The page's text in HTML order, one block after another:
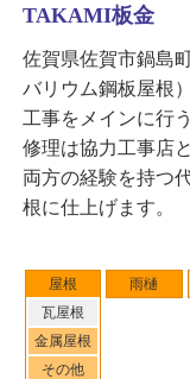
屋根
瓦屋根
金属屋根
その他
雨樋
TAKAMI板金
佐賀県佐賀市鍋島
バリウム鋼板屋根
工事をメインに行
修理は協力工事店
両方の経験を持つ
根に仕上げます。